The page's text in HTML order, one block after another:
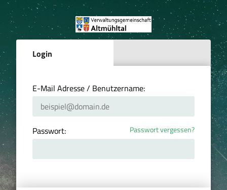
Login
E-Mail Adresse / Benutzername:
Passwort: Passwort vergessen?